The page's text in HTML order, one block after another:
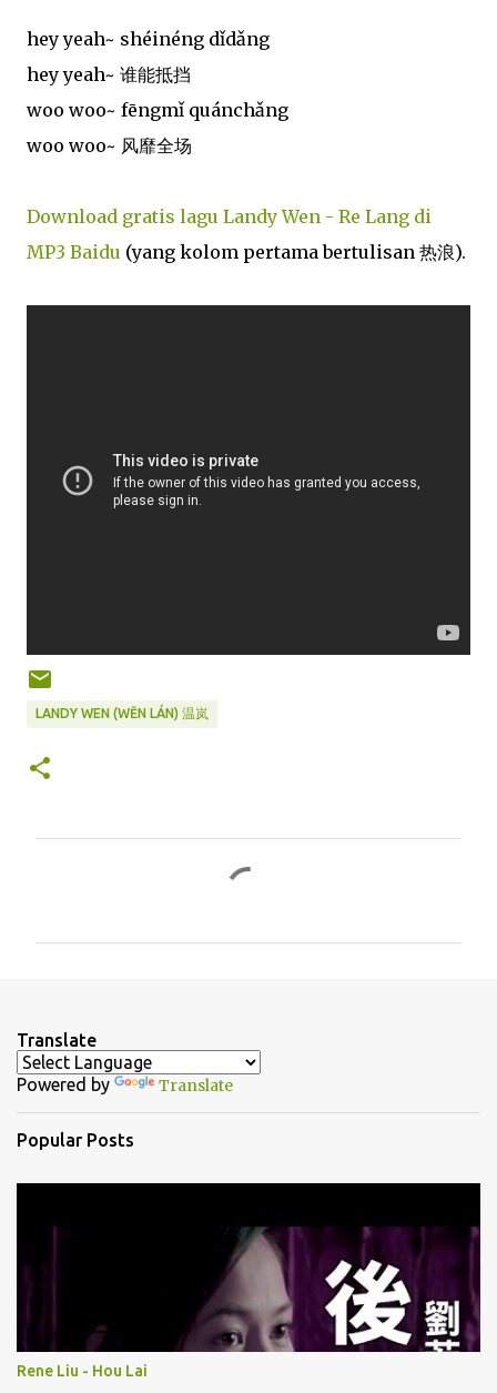
hey yeah~ shéinéng dǐdǎng
hey yeah~ 谁能抵挡
woo woo~ fēngmǐ quánchǎng
woo woo~ 风靡全场
Download gratis lagu Landy Wen - Re Lang di
MP3 Baidu (yang kolom pertama bertulisan 热浪).
LANDY WEN (WĒN LÁN) 温岚
t
s
Translate
Powered by Translate
Popular Posts
Rene Liu - Hou Lai